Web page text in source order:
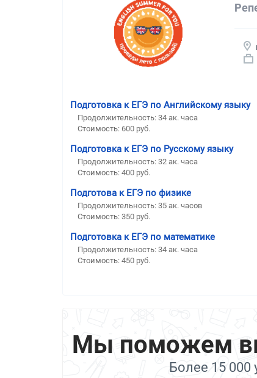
Подготовка к ЕГЭ по Английскому языку
Продолжительность: 34 ак. часа
Стоимость: 600 руб.
Подготовка к ЕГЭ по Русскому языку
Продолжительность: 32 ак. часа
Стоимость: 400 руб.
Подготова к ЕГЭ по физике
Продолжительность: 35 ак. часов
Стоимость: 350 руб.
Подготовка к ЕГЭ по математике
Продолжительность: 34 ак. часа
Стоимость: 450 руб.
Мы поможем
Более 15 000